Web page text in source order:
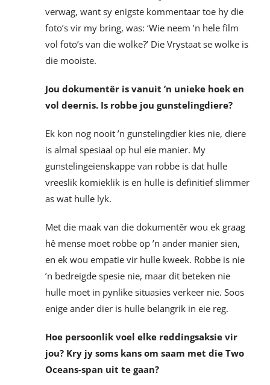
verwag, want sy enigste kommentaar toe hy die
foto’s vir my bring, was: ‘Wie neem ’n hele film
vol foto’s van die wolke?’ Die Vrystaat se wolke is
die mooiste.
Jou dokumentêr is vanuit ’n unieke hoek en
vol deernis. Is robbe jou gunstelingdiere?
Ek kon nog nooit ’n gunstelingdier kies nie, diere
is almal spesiaal op hul eie manier. My
gunstelingeienskappe van robbe is dat hulle
vreeslik komieklik is en hulle is definitief slimmer
as wat hulle lyk.
Met die maak van die dokumentêr wou ek graag
hê mense moet robbe op ’n ander manier sien,
en ek wou empatie vir hulle kweek. Robbe is nie
’n bedreigde spesie nie, maar dit beteken nie
hulle moet in pynlike situasies verkeer nie. Soos
enige ander dier is hulle belangrik in eie reg.
Hoe persoonlik voel elke reddingsaksie vir
jou? Kry jy soms kans om saam met die Two
Oceans-span uit te gaan?